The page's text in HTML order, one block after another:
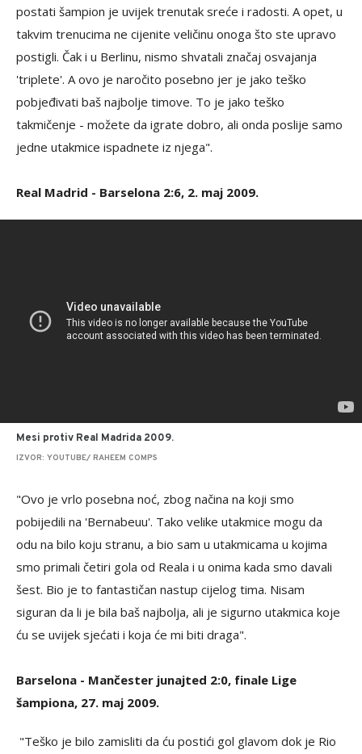
postati šampion je uvijek trenutak sreće i radosti. A opet, u
takvim trenucima ne cijenite veličinu onoga što ste upravo
postigli. Čak i u Berlinu, nismo shvatali značaj osvajanja
'triplete'. A ovo je naročito posebno jer je jako teško
pobjeđivati baš najbolje timove. To je jako teško
takmičenje - možete da igrate dobro, ali onda poslije samo
jedne utakmice ispadnete iz njega".
Real Madrid - Barselona 2:6, 2. maj 2009.
Mesi protiv Real Madrida 2009.
IZVOR: YOUTUBE/ RAHEEM COMPS
"Ovo je vrlo posebna noć, zbog načina na koji smo
pobijedili na 'Bernabeuu'. Tako velike utakmice mogu da
odu na bilo koju stranu, a bio sam u utakmicama u kojima
smo primali četiri gola od Reala i u onima kada smo davali
šest. Bio je to fantastičan nastup cijelog tima. Nisam
siguran da li je bila baš najbolja, ali je sigurno utakmica koje
ću se uvijek sjećati i koja će mi biti draga".
Barselona - Mančester junajted 2:0, finale Lige
šampiona, 27. maj 2009.
"Teško je bilo zamisliti da ću postići gol glavom dok je Rio